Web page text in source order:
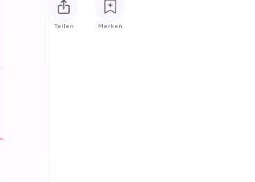
Teilen Merken